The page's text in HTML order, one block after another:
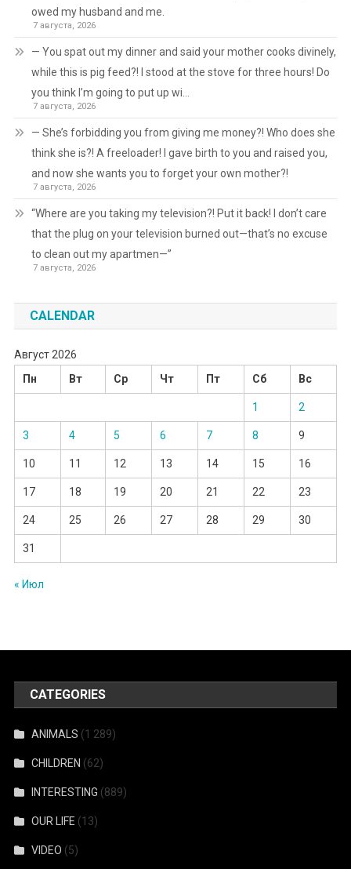
owed my husband and me.
7 августа, 2026
— You spat out my dinner and said your mother cooks divinely,
while this is pig feed?! I stood at the stove for three hours! Do
you think I’m going to put up wi…
7 августа, 2026
— She’s forbidding you from giving me money?! Who does she
think she is?! A freeloader! I gave birth to you and raised you,
and now she wants you to forget your own mother?!
7 августа, 2026
“Where are you taking my television?! Put it back! I don’t care
that the plug on your television burned out—that’s no excuse
to clean out my apartmen—”
7 августа, 2026
CALENDAR
Август 2026
Пн
Вт Ср Чт Пт Сб Вс
1 2
3 4 5 6 7 8 9
10 11 12 13 14 15 16
17 18 19 20 21 22 23
24 25 26 27 28 29 30
31
« Июл
CATEGORIES
ANIMALS (1 289)
CHILDREN (62)
INTERESTING (889)
OUR LIFE (13)
VIDEO (5)